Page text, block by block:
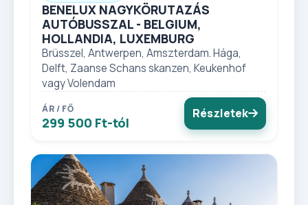
BENELUX NAGYKÖRUTAZÁS
AUTÓBUSSZAL - BELGIUM,
HOLLANDIA, LUXEMBURG
Brüsszel, Antwerpen, Amszterdam. Hága,
Delft, Zaanse Schans skanzen, Keukenhof
vagy Volendam
ÁR / FŐ
299 500 Ft-tól
Részletek